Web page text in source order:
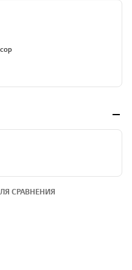
СРАВНЕНИЯ